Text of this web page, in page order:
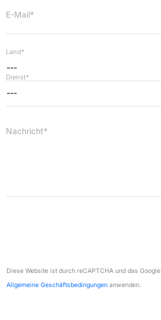
E-Mail*
---
Land*
---
Dienst*
Nachricht*
Diese Website ist durch reCAPTCHA und das Google
Allgemeine Geschäftsbedingungen anwenden.